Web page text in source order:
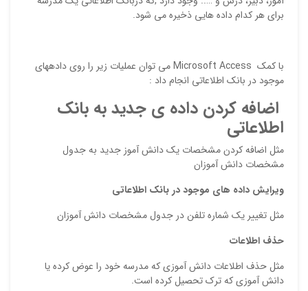
براي هر كدام داده هايي ذخيره مي شود.
با كمك Microsoft Access مي توان عمليات زير را روي دادههاي
موجود در بانك اطلاعاتي انجام داد :
اضافه كردن داده ي جديد به بانك
اطلاعاتي
مثل اضافه كردن مشخصات يك دانش آموز جديد به جدول
مشخصات دانش آموزان
ويرايش داده هاي موجود در بانك اطلاعاتي
مثل تغيير يك شماره تلفن در جدول مشخصات دانش آموزان
حذف اطلاعات
مثل حذف اطلاعات دانش آموزي كه مدرسه خود را عوض كرده يا
دانش آموزي كه ترك تحصيل كرده است.